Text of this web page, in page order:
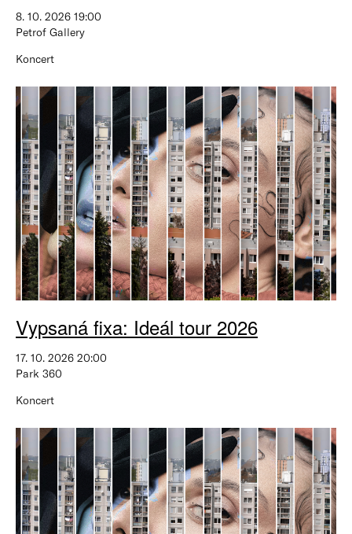
8. 10. 2026 19:00
Petrof Gallery
Koncert
Vypsaná fixa: Ideál tour 2026
17. 10. 2026 20:00
Park 360
Koncert